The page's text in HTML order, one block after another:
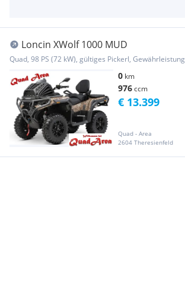
Loncin XWolf 1000 MUD
Quad, 98 PS (72 kW), gültiges Pickerl, Gewährleistung
0 km
976ccm
Quad - Area
2604 Theresienfeld
€ 13.399